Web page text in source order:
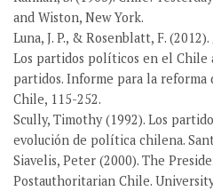
and Wiston, New York.
Luna, J. P., & Rosenblatt, F.
Los partidos políticos en el Chile
partidos. Informe para la
Chile, 115-252.
Scully, Timothy (1992). Los
evolución de política chilena.
Siavelis, Peter (2000). The
Postauthoritarian Chile.